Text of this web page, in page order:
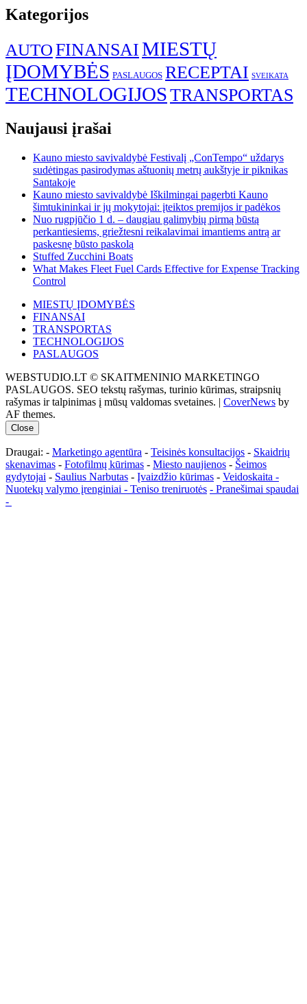
Kategorijos
AUTOFINANSAIMIESTŲ
ĮDOMYBĖS PASLAUGOS RECEPTAI SVEIKATA
TECHNOLOGIJOSTRANSPORTAS
Naujausi įrašai
Kauno miesto savivaldybė Festivalį „ConTempo“ uždarys
sudėtingas pasirodymas aštuonių metrų aukštyje ir piknikas
Santakoje
Kauno miesto savivaldybė Iškilmingai pagerbti Kauno
šimtukininkai ir jų mokytojai: įteiktos premijos ir padėkos
Nuo rugpjūčio 1 d. – daugiau galimybių pirmą būstą
perkantiesiems, griežtesni reikalavimai imantiems antrą ar
paskesnę būsto paskolą
Stuffed Zucchini Boats
What Makes Fleet Fuel Cards Effective for Expense Tracking
Control
MIESTŲ ĮDOMYBĖS
FINANSAI
TRANSPORTAS
TECHNOLOGIJOS
PASLAUGOS
WEBSTUDIO.LT © SKAITMENINIO MARKETINGO
PASLAUGOS. SEO tekstų rašymas, turinio kūrimas, straipsnių
rašymas ir talpinimas į mūsų valdomas svetaines. | CoverNews by
AF themes.
Close
Draugai: - Marketingo agentūra - Teisinės konsultacijos - Skaidrių
skenavimas - Fotofilmų kūrimas - Miesto naujienos - Šeimos
gydytojai - Saulius Narbutas - Įvaizdžio kūrimas - Veidoskaita -
Nuotekų valymo įrenginiai - Teniso treniruotės - Pranešimai spaudai
-